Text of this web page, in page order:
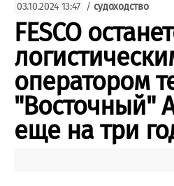
Судоходство
Судоремонт
События
Порты
ВМФ
Образование
Яхты и катера
Еще
Доска
03.10.2024 13:47 / судоходство
FESCO
оператором
"Восточный"
еще на три